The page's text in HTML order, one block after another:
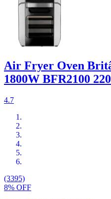
Air Fryer Oven
1800W BFR2100
4.7
(3395)
8% OFF